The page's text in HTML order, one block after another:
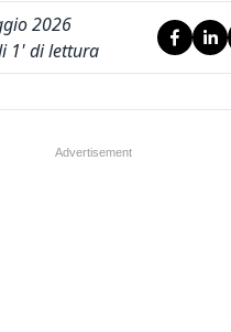
2026
1' di lettura